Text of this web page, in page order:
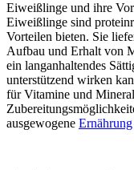
Eiweißlinge und ihre
Eiweißlinge sind
Vorteilen bieten. Sie
Aufbau und Erhalt von
ein langanhaltendes
unterstützend wirken
für Vitamine und
ausgewogene Ernährung